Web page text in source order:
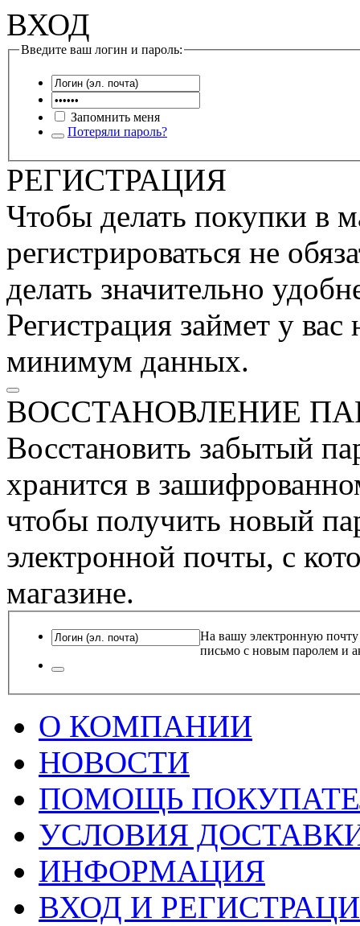
ВХОД
Введите ваш логин и пароль:
Запомнить меня
Потеряли пароль?
РЕГИСТРАЦИЯ
Чтобы делать покупки в
регистрироваться не
делать значительно
Регистрация займет у
минимум данных.
ВОССТАНОВЛЕНИЕ
Восстановить забытый
хранится в
чтобы получить новый
электронной почты, с
магазине.
На вашу электронную почту
письмо с новым паролем и
О КОМПАНИИ
НОВОСТИ
ПОМОЩЬ
УСЛОВИЯ
ИНФОРМАЦИЯ
ВХОД И